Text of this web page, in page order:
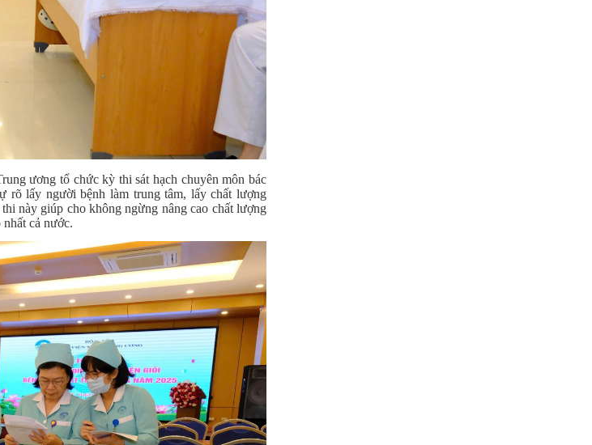
ương tổ chức kỳ thi sát hạch chuyên môn bác
rõ lấy người bệnh làm trung tâm, lấy chất lượng
này giúp cho không ngừng nâng cao chất lượng
cả nước.